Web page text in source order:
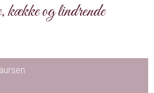
og lindrende